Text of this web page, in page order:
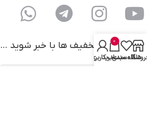
از جدیدترین تخفیف ها با خبر شوید …
علاقه مندی
0
سبد خرید
حساب کاربری من